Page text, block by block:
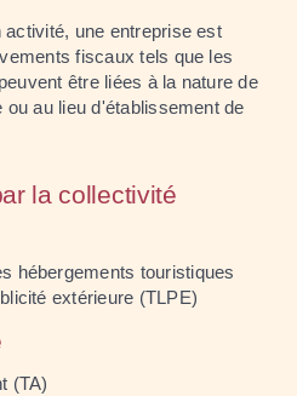
une entreprise est
fiscaux tels que les
être liées à la nature de
au lieu d'établissement de
la collectivité
hébergements touristiques
extérieure (TLPE)
(TA)